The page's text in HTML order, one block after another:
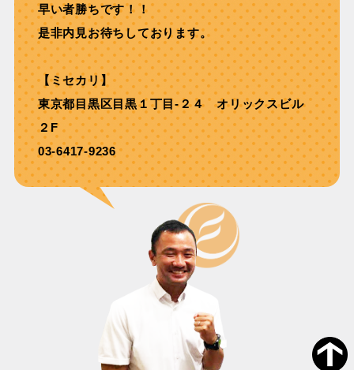
早い者勝ちです！！
是非内見お待ちしております。
【ミセカリ】
東京都目黒区目黒１丁目-２４ オリックスビル
２F
03-6417-9236